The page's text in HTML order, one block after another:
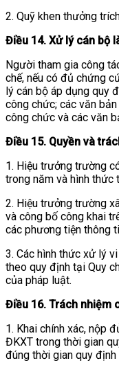
2. Quỹ khen thưởng
Điều 14. Xử lý cán bộ
Người tham gia công
chế, nếu có đủ chứng
lý cán bộ áp dụng quy
công chức; các văn
công chức và các văn
Điều 15. Quyền và
1. Hiệu trưởng trường
trong năm và hình thức
2. Hiệu trưởng trường
và công bố công khai
các phương tiện thông
3. Các hình thức xử lý
theo quy định tại Quy
của pháp luật.
Điều 16. Trách nhiệm
1. Khai chính xác, nộp
ĐKXT trong thời gian
đúng thời gian quy